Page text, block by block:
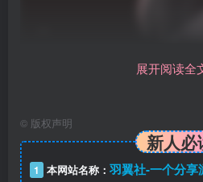
展开阅读全
© 版权声明
新人必
1 本网站名称： 羽翼社-一个分享